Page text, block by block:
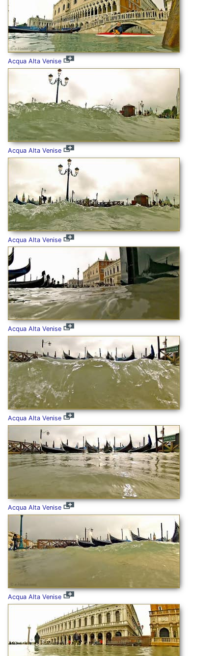
Acqua Alta Venise
Acqua Alta Venise
Acqua Alta Venise
Acqua Alta Venise
Acqua Alta Venise
Acqua Alta Venise
Acqua Alta Venise